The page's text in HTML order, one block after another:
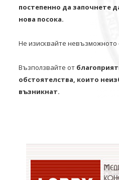
постепенно да започнете
нова посока.
Не изисквайте невъзможното
Възползвайте от
обстоятелства, които
възникнат.